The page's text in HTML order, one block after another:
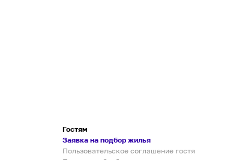
Гостям
Заявка на подбор жилья
Пользовательское соглашение гостя